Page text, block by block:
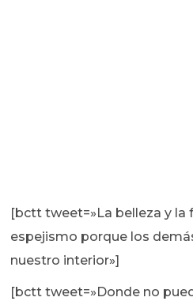
[bctt tweet=»La belleza y la
espejismo porque los
nuestro interior»]
[bctt tweet=»Donde no